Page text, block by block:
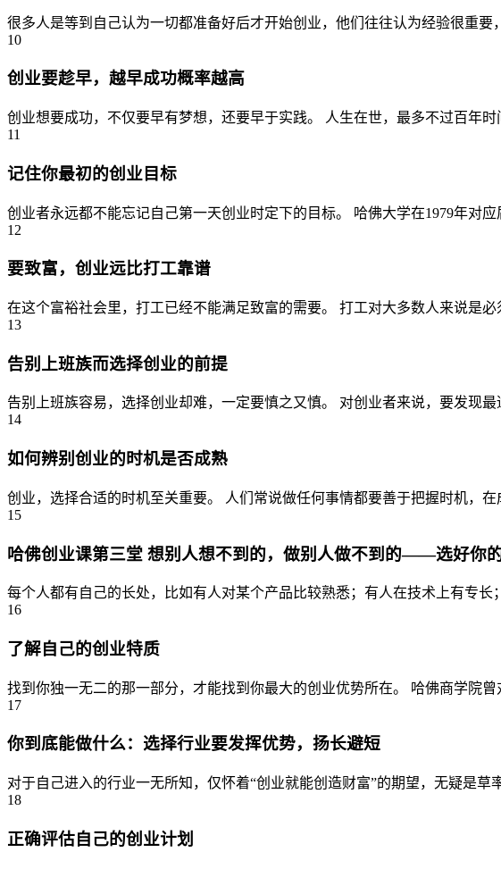
很多人是等到自己认为一切都准备好后才开始创业，他们往往认为经验很重
10
创业要趁早，越早成功概率越高
创业想要成功，不仅要早有梦想，还要早于实践。 人生在世，最多不过百年
11
记住你最初的创业目标
创业者永远都不能忘记自己第一天创业时定下的目标。 哈佛大学在1979年对
12
要致富，创业远比打工靠谱
在这个富裕社会里，打工已经不能满足致富的需要。 打工对大多数人来说是
13
告别上班族而选择创业的前提
告别上班族容易，选择创业却难，一定要慎之又慎。 对创业者来说，要发现
14
如何辨别创业的时机是否成熟
创业，选择合适的时机至关重要。 人们常说做任何事情都要善于把握时机，
15
哈佛创业课第三堂 想别人想不到的，做别人做不到的——选好你
每个人都有自己的长处，比如有人对某个产品比较熟悉；有人在技术上有专
16
了解自己的创业特质
找到你独一无二的那一部分，才能找到你最大的创业优势所在。 哈佛商学院
17
你到底能做什么：选择行业要发挥优势，扬长避短
对于自己进入的行业一无所知，仅怀着“创业就能创造财富”的期望，无疑是
18
正确评估自己的创业计划